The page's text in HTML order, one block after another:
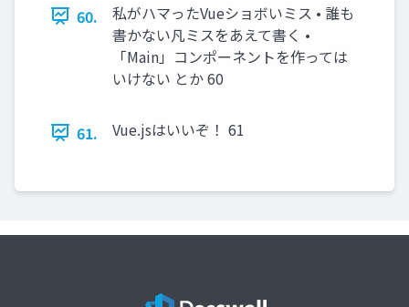
60.
私がハマったVueショボいミス • 誰も
書かない凡ミスをあえて書く •
「Main」コンポーネントを作っては
いけない とか 60
61. Vue.jsはいいぞ！ 61